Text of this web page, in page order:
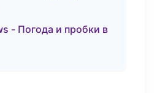
- Погода и пробки в